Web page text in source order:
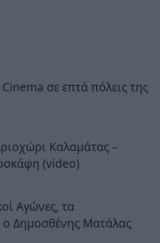
σε επτά πόλεις της
Καλαμάτας –
(video)
Αγώνες, τα
Δημοσθένης Ματάλας